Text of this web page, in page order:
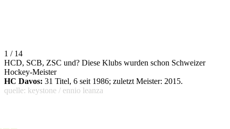
1 / 14
HCD, SCB, ZSC und? Diese Klubs wurden schon Schweizer
Hockey-Meister
HC Davos: 31 Titel, 6 seit 1986; zuletzt Meister: 2015.
quelle: keystone / ennio leanza